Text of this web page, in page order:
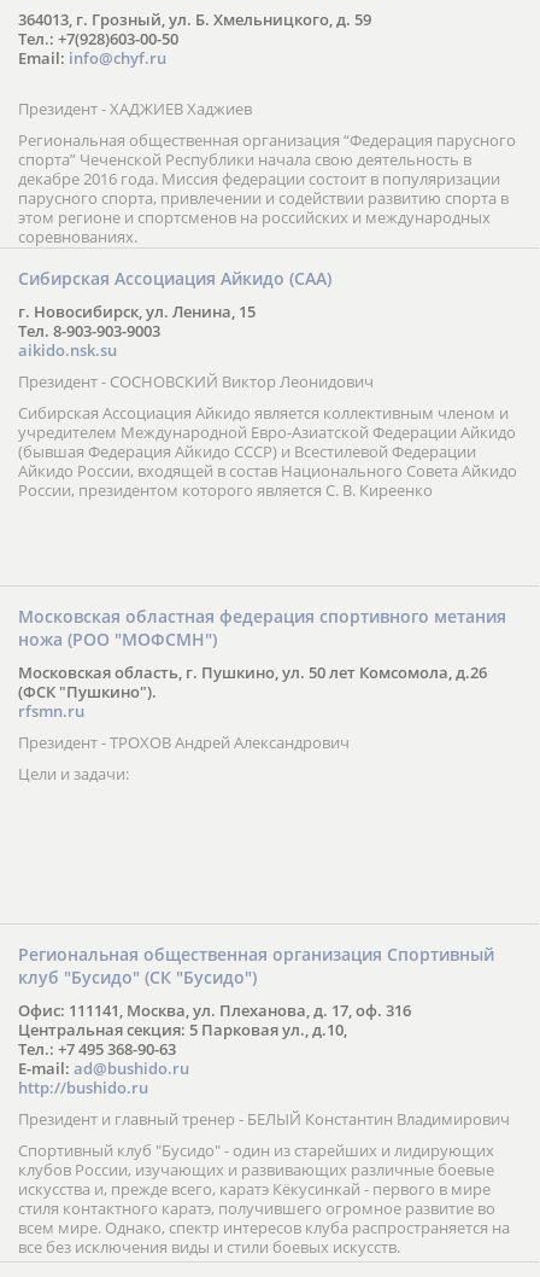
364013, г. Грозный, ул. Б. Хмельницкого, д. 59
Тел.: +7(928)603-00-50
Email: info@chyf.ru
Президент - ХАДЖИЕВ Хаджиев
Региональная общественная организация “Федерация парусного
спорта” Чеченской Республики начала свою деятельность в
декабре 2016 года. Миссия федерации состоит в популяризации
парусного спорта, привлечении и содействии развитию спорта в
этом регионе и спортсменов на российских и международных
соревнованиях.
Сибирская Ассоциация Айкидо (САА)
г. Новосибирск, ул. Ленина, 15
Тел. 8-903-903-9003
aikido.nsk.su
Президент - СОСНОВСКИЙ Виктор Леонидович
Сибирская Ассоциация Айкидо является коллективным членом и
учредителем Международной Евро-Азиатской Федерации Айкидо
(бывшая Федерация Айкидо СССР) и Всестилевой Федерации
Айкидо России, входящей в состав Национального Совета Айкидо
России, президентом которого является С. В. Киреенко
Московская областная федерация спортивного метания
ножа (РОО "МОФСМН")
Московская область, г. Пушкино, ул. 50 лет Комсомола, д.26
(ФСК "Пушкино").
rfsmn.ru
Президент - ТРОХОВ Андрей Александрович
Цели и задачи:
Региональная общественная организация Спортивный
клуб "Бусидо" (СК "Бусидо")
Офис: 111141, Москва, ул. Плеханова, д. 17, оф. 316
Центральная секция: 5 Парковая ул., д.10,
Тел.: +7 495 368-90-63
E-mail: ad@bushido.ru
http://bushido.ru
Президент и главный тренер - БЕЛЫЙ Константин Владимирович
Спортивный клуб "Бусидо" - один из старейших и лидирующих
клубов России, изучающих и развивающих различные боевые
искусства и, прежде всего, каратэ Кёкусинкай - первого в мире
стиля контактного каратэ, получившего огромное развитие во
всем мире. Однако, спектр интересов клуба распространяется на
все без исключения виды и стили боевых искусств.